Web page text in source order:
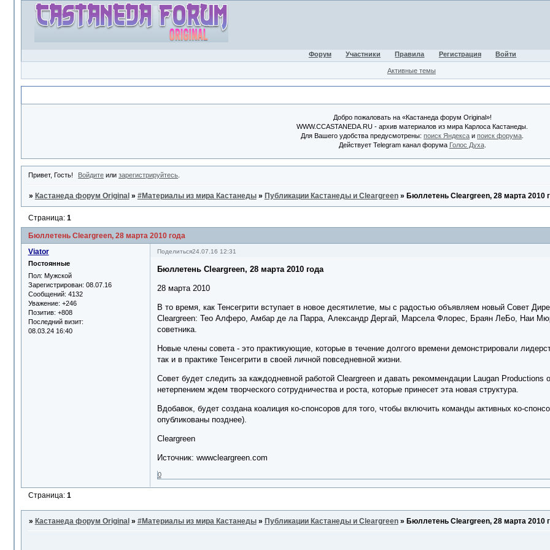
Форум Участники Правила Регистрация Войти
Активные темы
Добро пожаловать на «Кастанеда форум Original»!
WWW.CCASTANEDA.RU - архив материалов из мира Карлоса Кастанеды.
Для Вашего удобства предусмотрены:поиск Яндекса ипоиск форума
Действует Telegram канал форума Голос Духа.
Привет, Гость! Войдите илизарегистрируйтесь
» Кастанеда форум Original » #Материалы из мира Кастанеды » Публикации Кастанеды и Cleargreen » Бюллетень Cleargreen, 28 марта 2010
Бюллетень Cleargreen, 28 марта 2010 года
Страница: 1
Поделиться24.07.16 12:31
Viator
Постоянные
Пол: Мужской
Зарегистрирован: 08.07.16
Сообщений: 4132
Уважение: +246
Позитив: +808
Последний визит:
08.03.24 16:40
Бюллетень Cleargreen, 28 марта 2010 года
28 марта 2010
В то время, как Тенсегрити вступает в новое десятилетие, мы с радостью объявляем новый Совет
Cleargreen: Тео Алферо, Амбар де ла Парра, Александр Дергай, Марсела Флорес, Браян ЛеБо, Наи
советника.
Новые члены совета - это практикующие, которые в течение долгого времени демонстрировали
так и в практике Тенсегрити в своей личной повседневной жизни.
Совет будет следить за каждодневной работой Cleargreen и давать рекоммендации Laugan
нетерпением ждем творческого сотрудничества и роста, которые принесет эта новая структура.
Вдобавок, будет создана коалиция ко-спонсоров для того, чтобы включить команды активных ко-
опубликованы позднее).
Cleargreen
Источник: wwwcleargreen.com
0
Страница: 1
» Кастанеда форум Original » #Материалы из мира Кастанеды » Публикации Кастанеды и Cleargreen » Бюллетень Cleargreen, 28 марта 2010